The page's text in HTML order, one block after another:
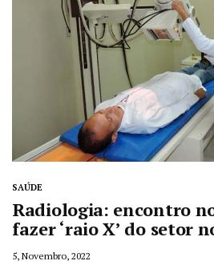
SAÚDE
Radiologia: encontro
fazer ‘raio X’ do setor
5, Novembro, 2022